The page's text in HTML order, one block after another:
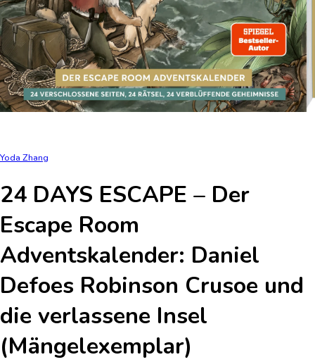
Yoda Zhang
24 DAYS ESCAPE – Der
Escape Room
Adventskalender: Daniel
Defoes Robinson Crusoe und
die verlassene Insel
(Mängelexemplar)